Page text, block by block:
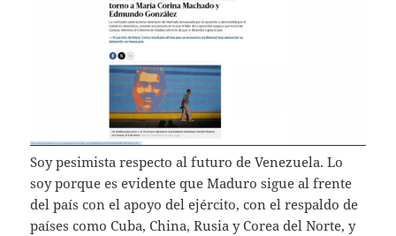
Soy pesimista respecto al futuro de Venezuela. Lo
soy porque es evidente que Maduro sigue al frente
del país con el apoyo del ejército, con el respaldo de
países como Cuba, China, Rusia y Corea del Norte, y